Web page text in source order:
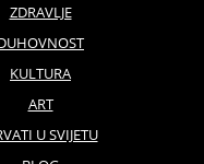
ZDRAVLJE
KULTURA
ART
U SVIJETU
je